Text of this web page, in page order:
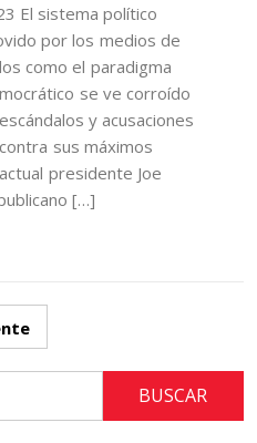
El sistema político
por los medios de
como el paradigma
se ve corroído
y acusaciones
sus máximos
presidente Joe
[…]